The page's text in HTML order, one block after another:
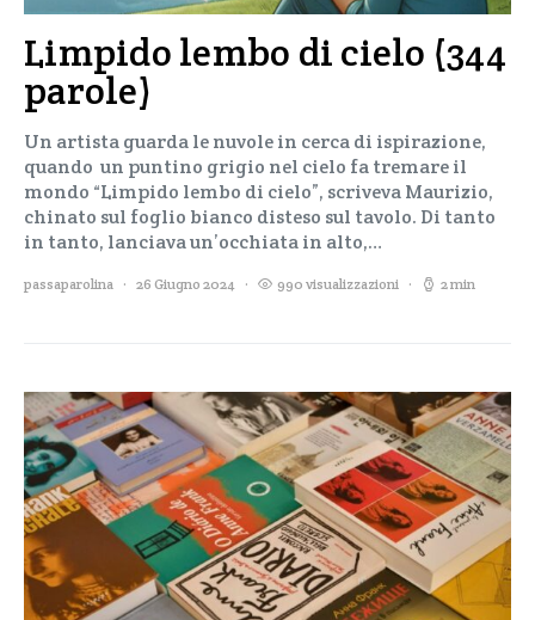
Limpido lembo di cielo (344
parole)
Un artista guarda le nuvole in cerca di ispirazione,
quando un puntino grigio nel cielo fa tremare il
mondo “Limpido lembo di cielo”, scriveva Maurizio,
chinato sul foglio bianco disteso sul tavolo. Di tanto
in tanto, lanciava un’occhiata in alto,…
passaparolina 26 Giugno 2024 990 visualizzazioni 2 min